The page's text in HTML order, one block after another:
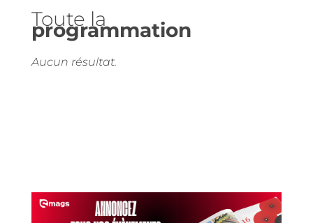
Toute la
programmation
Aucun résultat.